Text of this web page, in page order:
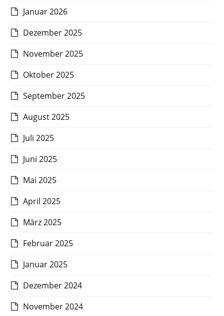
Januar 2026
Dezember 2025
November 2025
Oktober 2025
September 2025
August 2025
Juli 2025
Juni 2025
Mai 2025
April 2025
März 2025
Februar 2025
Januar 2025
Dezember 2024
November 2024